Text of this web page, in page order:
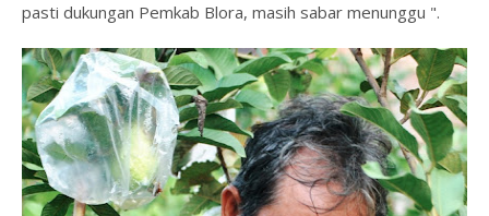
pasti dukungan Pemkab Blora, masih sabar menunggu ".